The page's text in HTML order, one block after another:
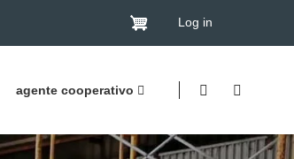
Log in
agente cooperativo